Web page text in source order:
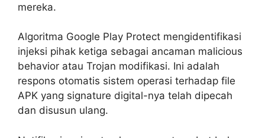
mereka.
Algoritma Google Play Protect mengidentifikasi
injeksi pihak ketiga sebagai ancaman malicious
behavior atau Trojan modifikasi. Ini adalah
respons otomatis sistem operasi terhadap file
APK yang signature digital-nya telah dipecah
dan disusun ulang.